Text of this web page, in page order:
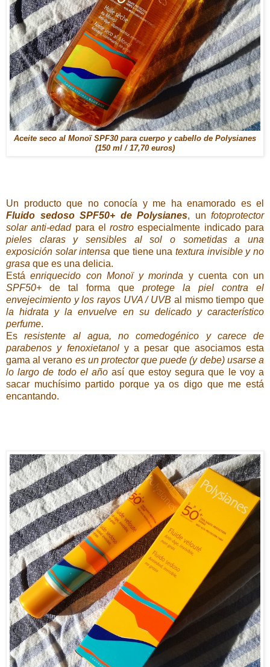
Aceite seco al Monoï SPF30 para cuerpo y cabello de Polysianes
(150 ml / 17,70 euros)
Un producto que no conocía y me ha enamorado es el
Fluido sedoso SPF50+ de Polysianes, un fotoprotector
solar anti-edadpara elrostro especialmente indicado para
pieles claras y sensibles al sol o sometidas a una
exposición solar intensa que tiene unatextura invisible y no
grasa que es una delicia.
Estáenriquecido con Monoï y morinda y cuenta con un
SPF50+ de tal forma que protege la piel contra el
envejecimiento y los rayos UVA / UVB al mismo tiempo que
la hidrata y la envuelve en su delicado y característico
perfume.
Esresistente al agua, no comedogénico y carece de
parabenos y fenoxietanoly a pesar que asociamos esta
gama al verano es un protector que puede (y debe) usarse a
lo largo de todo el añoasí que estoy segura que le voy a
sacar muchísimo partido porque ya os digo que me está
encantando.